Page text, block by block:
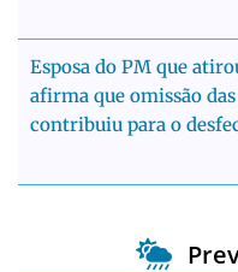
Esposa do PM que
afirma que omissão
contribuiu para o